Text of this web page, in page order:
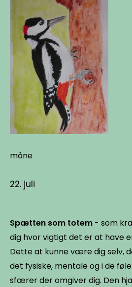
Den
måne
21.
22. juli
Spætten som totem - som
dig hvor vigtigt det er at have
Dette at kunne være dig selv,
det fysiske, mentale og i de
sfærer der omgiver dig. Den